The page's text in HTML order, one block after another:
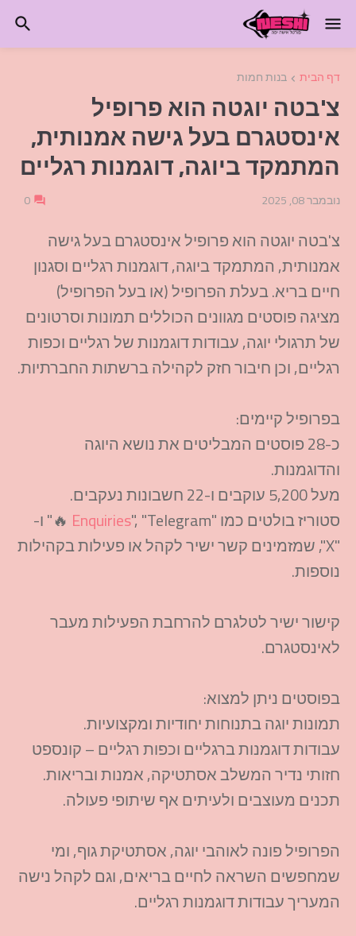
דף הבית בנות חמות
צ'בטה יוגטה הוא פרופיל
אינסטגרם בעל גישה אמנותית,
המתמקד ביוגה, דוגמנות רגליים
נובמבר 08, 2025 0
צ'בטה יוגטה הוא פרופיל אינסטגרם בעל גישה
אמנותית, המתמקד ביוגה, דוגמנות רגליים וסגנון
חיים בריא. בעלת הפרופיל (או בעל הפרופיל)
מציגה פוסטים מגוונים הכוללים תמונות וסרטונים
של תרגולי יוגה, עבודות דוגמנות של רגליים וכפות
רגליים, וכן חיבור חזק לקהילה ברשתות החברתיות.
בפרופיל קיימים:
כ-28 פוסטים המבליטים את נושא היוגה
והדוגמנות.
מעל 5,200 עוקבים ו-22 חשבונות נעקבים.
סטוריז בולטים כמו "
Enquiries ", "Telegram 🔥" ו-
"X", שמזמינים קשר ישיר לקהל או פעילות בקהילות
נוספות.
קישור ישיר לטלגרם להרחבת הפעילות מעבר
לאינסטגרם.
בפוסטים ניתן למצוא:
תמונות יוגה בתנוחות יחודיות ומקצועיות.
עבודות דוגמנות ברגליים וכפות רגליים – קונספט
חזותי נדיר המשלב אסתטיקה, אמנות ובריאות.
תכנים מעוצבים ולעיתים אף שיתופי פעולה.
הפרופיל פונה לאוהבי יוגה, אסתטיקת גוף, ומי
שמחפשים השראה לחיים בריאים, וגם לקהל נישה
המעריך עבודות דוגמנות רגליים.